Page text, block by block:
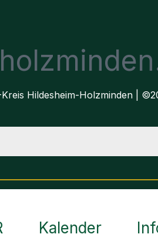
Hildesheim-Holzminden |
Kalender